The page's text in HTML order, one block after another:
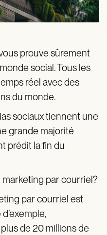
prouve sûrement
social. Tous les
réel avec des
du monde.
sociaux tiennent une
grande majorité
prédit la fin du
par courriel?
par courriel est
de 20 millions de